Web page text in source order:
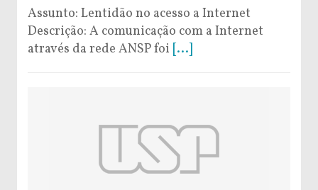
Assunto: Lentidão no acesso a Internet
Descrição: A comunicação com a Internet
através da rede ANSP foi [...]